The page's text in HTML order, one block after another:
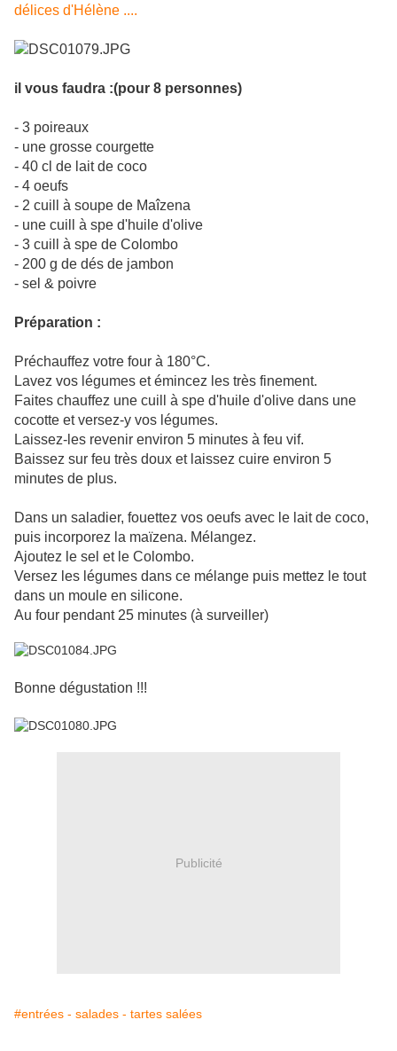
délices d'Hélène ....
il vous faudra :(pour 8 personnes)
- 3 poireaux
- une grosse courgette
- 40 cl de lait de coco
- 4 oeufs
- 2 cuill à soupe de Maîzena
- une cuill à spe d'huile d'olive
- 3 cuill à spe de Colombo
- 200 g de dés de jambon
- sel & poivre
Préparation :
Préchauffez votre four à 180°C.
Lavez vos légumes et émincez les très finement.
Faites chauffez une cuill à spe d'huile d'olive dans une
cocotte et versez-y vos légumes.
Laissez-les revenir environ 5 minutes à feu vif.
Baissez sur feu très doux et laissez cuire environ 5
minutes de plus.
Dans un saladier, fouettez vos oeufs avec le lait de coco,
puis incorporez la maïzena. Mélangez.
Ajoutez le sel et le Colombo.
Versez les légumes dans ce mélange puis mettez le tout
dans un moule en silicone.
Au four pendant 25 minutes (à surveiller)
Bonne dégustation !!!
Publicité
#entrées - salades - tartes salées